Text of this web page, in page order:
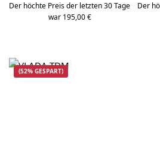
Der höchte Preis der letzten 30 Tage
war 195,00 €
Der
(52% GESPART)